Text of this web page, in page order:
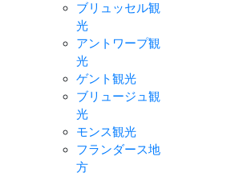
ブリュッセル観
光
アントワープ観
光
ゲント観光
ブリュージュ観
光
モンス観光
フランダース地
方